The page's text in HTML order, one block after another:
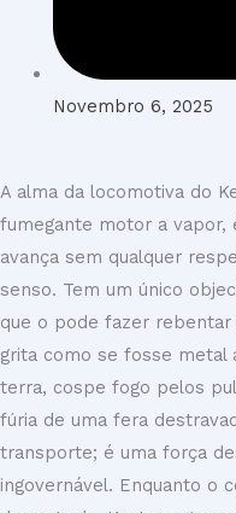
Novembro 6, 2025
A alma da locomotiva do
fumegante motor a vapor,
avança sem qualquer
senso. Tem um único
que o pode fazer
grita como se fosse metal
terra, cospe fogo pelos
fúria de uma fera
transporte; é uma força
ingovernável. Enquanto o